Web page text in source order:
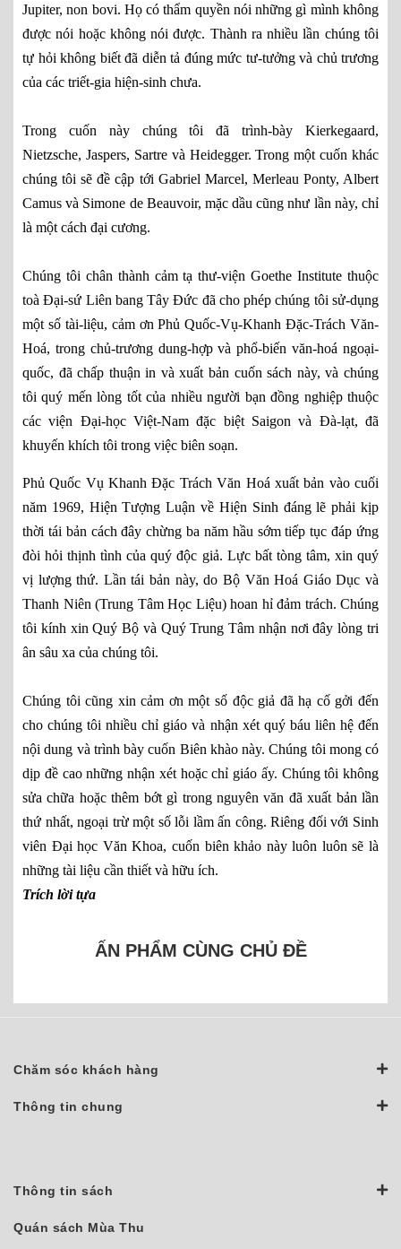
Jupiter, non bovi. Họ có thẩm quyền nói những gì mình không
được nói hoặc không nói được. Thành ra nhiều lần chúng tôi
tự hỏi không biết đã diễn tả đúng mức tư-tưởng và chủ trương
của các triết-gia hiện-sinh chưa.
Trong cuốn này chúng tôi đã trình-bày Kierkegaard,
Nietzsche, Jaspers, Sartre và Heidegger. Trong một cuốn khác
chúng tôi sẽ đề cập tới Gabriel Marcel, Merleau Ponty, Albert
Camus và Simone de Beauvoir, mặc dầu cũng như lần này, chỉ
là một cách đại cương.
Chúng tôi chân thành cảm tạ thư-viện Goethe Institute thuộc
toà Đại-sứ Liên bang Tây Đức đã cho phép chúng tôi sử-dụng
một số tài-liệu, cảm ơn Phủ Quốc-Vụ-Khanh Đặc-Trách Văn-
Hoá, trong chủ-trương dung-hợp và phổ-biến văn-hoá ngoại-
quốc, đã chấp thuận in và xuất bản cuốn sách này, và chúng
tôi quý mến lòng tốt của nhiều người bạn đồng nghiệp thuộc
các viện Đại-học Việt-Nam đặc biệt Saigon và Đà-lạt, đã
khuyến khích tôi trong việc biên soạn.
Phủ Quốc Vụ Khanh Đặc Trách Văn Hoá xuất bản vào cuối
năm 1969, Hiện Tượng Luận về Hiện Sinh đáng lẽ phải kịp
thời tái bản cách đây chừng ba năm hầu sớm tiếp tục đáp ứng
đòi hỏi thịnh tình của quý độc giả. Lực bất tòng tâm, xin quý
vị lượng thứ. Lần tái bản này, do Bộ Văn Hoá Giáo Dục và
Thanh Niên (Trung Tâm Học Liệu) hoan hỉ đảm trách. Chúng
tôi kính xin Quý Bộ và Quý Trung Tâm nhận nơi đây lòng tri
ân sâu xa của chúng tôi.
Chúng tôi cũng xin cảm ơn một số độc giả đã hạ cố gởi đến
cho chúng tôi nhiều chỉ giáo và nhận xét quý báu liên hệ đến
nội dung và trình bày cuốn Biên khào này. Chúng tôi mong có
dịp đề cao những nhận xét hoặc chỉ giáo ấy. Chúng tôi không
sửa chữa hoặc thêm bớt gì trong nguyên văn đã xuất bản lần
thứ nhất, ngoại trừ một số lỗi lầm ấn công. Riêng đối với Sinh
viên Đại học Văn Khoa, cuốn biên khảo này luôn luôn sẽ là
những tài liệu cần thiết và hữu ích.
Trích lời tựa
ẤN PHẨM CÙNG CHỦ ĐỀ
Chăm sóc khách hàng
Thông tin chung
Thông tin sách
Quán sách Mùa Thu